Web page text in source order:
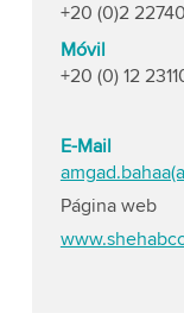
+20 (0)2
Móvil
+20 (0) 12
E-Mail
Página web